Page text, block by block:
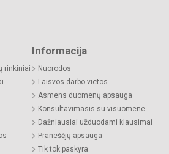
rinkiniai
Informacija
Nuorodos
Laisvos darbo vietos
Asmens duomenų apsauga
Konsultavimasis su visuomene
Dažniausiai užduodami klausimai
Pranešėjų apsauga
Tik tok paskyra